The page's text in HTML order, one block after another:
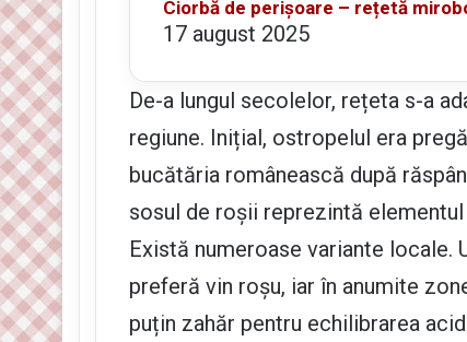
Ciorbă de perișoare – rețetă
17 august 2025
De-a lungul secolelor, rețeta s-a
regiune. Inițial, ostropelul era
bucătăria românească după
sosul de roșii reprezintă
Există numeroase variante locale.
preferă vin roșu, iar în anumite
puțin zahăr pentru echilibrarea